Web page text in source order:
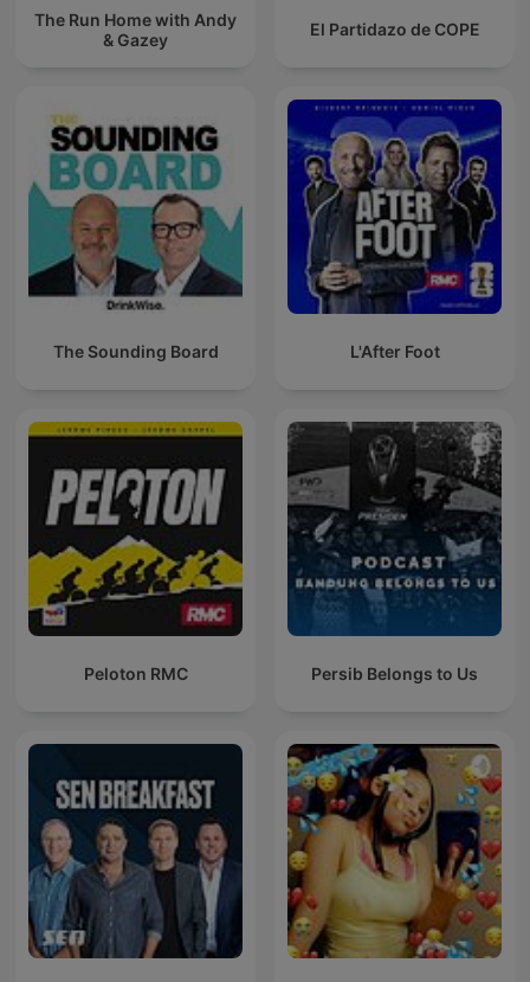
The Run Home with Andy
& Gazey
El Partidazo de COPE
The Sounding Board L'After Foot
Peloton RMC Persib Belongs to Us